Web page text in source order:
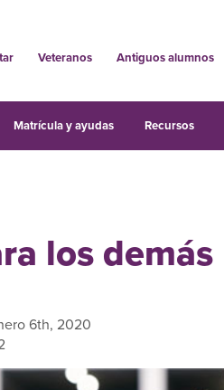
Veteranos Antiguos alumnos
Matrícula y ayudas Recursos
los demás
6th, 2020